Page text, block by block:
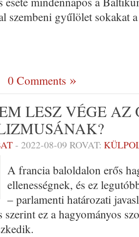
szembeni gyűlölet sokakat
0 Comments
LESZ VÉGE AZ
- 2022-08-09 ROVAT:
A francia baloldalon erős
ellenességnek, és ez
– parlamenti határozati
ez a hagyományos